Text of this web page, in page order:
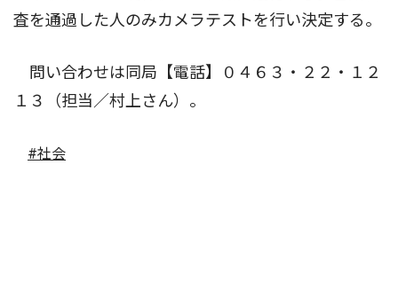
査を通過した人のみカメラテストを行い決定する。
問い合わせは同局【電話】０４６３・２２・１２
１３（担当／村上さん）。
#社会